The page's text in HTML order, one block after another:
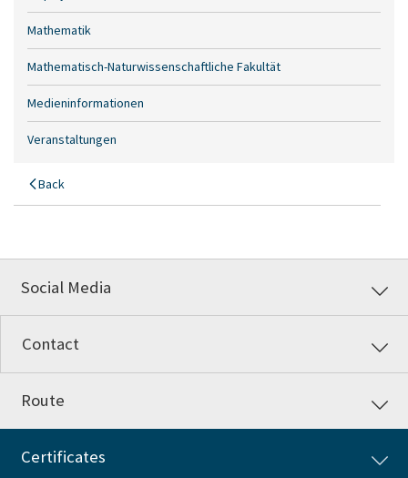
Back
Mathematik
Mathematisch-Naturwissenschaftliche Fakultät
Medieninformationen
Veranstaltungen
Social Media
Contact
Route
Certificates